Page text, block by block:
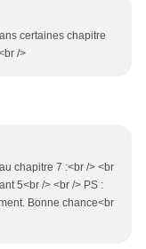
certaines chapitre
/>
chapitre 7 :<br /> <br
5<br /> <br /> PS :
Bonne chance<br